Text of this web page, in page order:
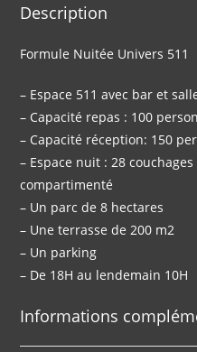
Description
Formule Nuitée Univers 511
– Espace 511 avec bar et
– Capacité repas : 100
– Capacité réception: 150
– Espace nuit : 28
compartimenté
– Un parc de 8 hectares
– Une terrasse de 200 m2
– Un parking
– De 18H au lendemain 10H
Informations